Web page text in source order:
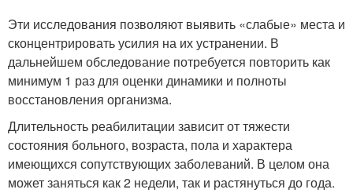
Эти исследования позволяют выявить «слабые» места и
сконцентрировать усилия на их устранении. В
дальнейшем обследование потребуется повторить как
минимум 1 раз для оценки динамики и полноты
восстановления организма.
Длительность реабилитации зависит от тяжести
состояния больного, возраста, пола и характера
имеющихся сопутствующих заболеваний. В целом она
может заняться как 2 недели, так и растянуться до года.